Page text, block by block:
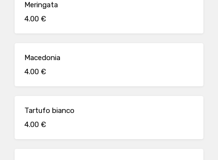
Meringata
4.00 €
Macedonia
4.00 €
Tartufo bianco
4.00 €